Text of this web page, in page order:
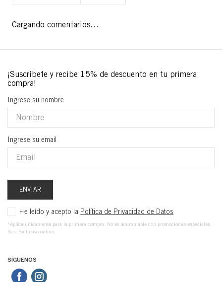
Cargando comentarios…
Ingrese su nombre
Ingrese su email
ENVIAR
He leído y acepto la Política de Privacidad de Datos
*Aplica unicamente para la primera compra. No es acumulable con promociones especiales,
Sas. Exclusivo online.
SÍGUENOS